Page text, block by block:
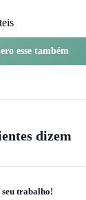
esse também
dizem
seu trabalho!